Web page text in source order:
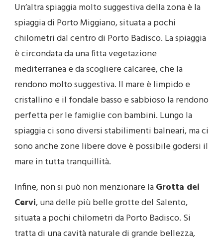
Un’altra spiaggia molto suggestiva della zona è la
spiaggia di Porto Miggiano, situata a pochi
chilometri dal centro di Porto Badisco. La spiaggia
è circondata da una fitta vegetazione
mediterranea e da scogliere calcaree, che la
rendono molto suggestiva. Il mare è limpido e
cristallino e il fondale basso e sabbioso la rendono
perfetta per le famiglie con bambini. Lungo la
spiaggia ci sono diversi stabilimenti balneari, ma ci
sono anche zone libere dove è possibile godersi il
mare in tutta tranquillità.
Infine, non si può non menzionare laGrotta dei
Cervi, una delle più belle grotte del Salento,
situata a pochi chilometri da Porto Badisco. Si
tratta di una cavità naturale di grande bellezza,